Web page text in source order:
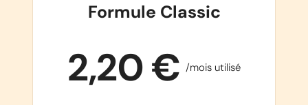
Formule Classic
2,20 € /mois utilisé